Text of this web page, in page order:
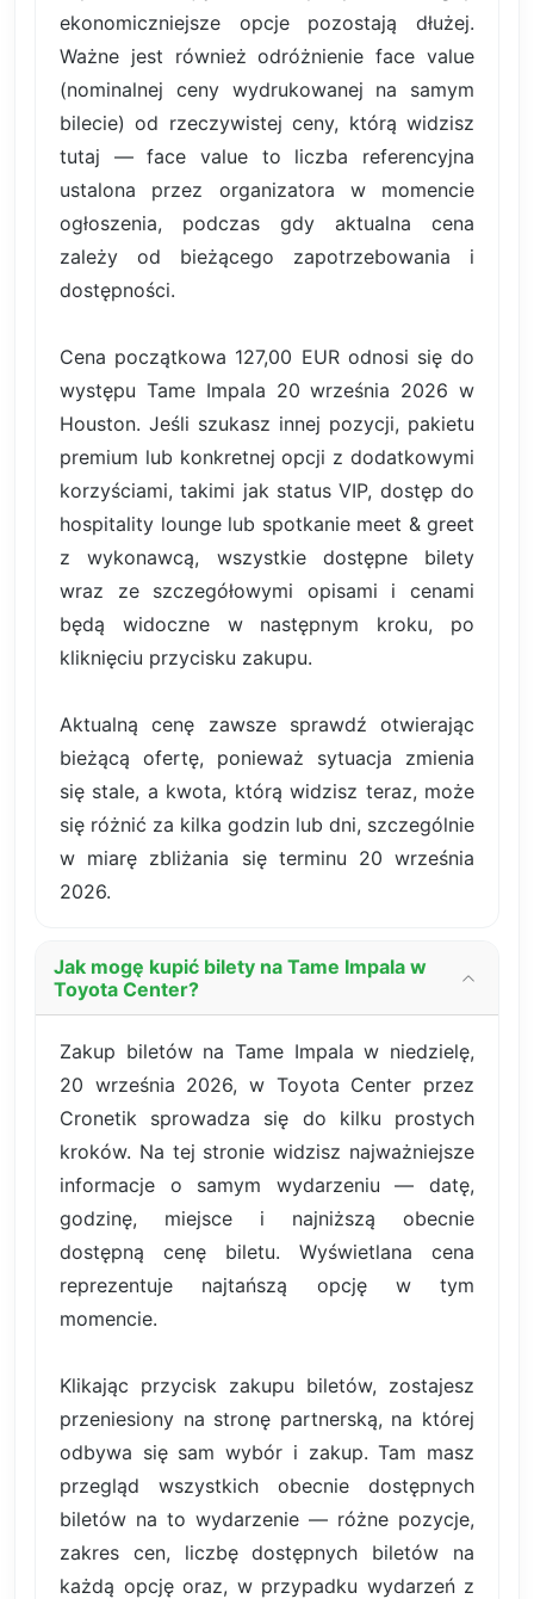
ekonomiczniejsze opcje pozostają dłużej.
Ważne jest również odróżnienie face value
(nominalnej ceny wydrukowanej na samym
bilecie) od rzeczywistej ceny, którą widzisz
tutaj — face value to liczba referencyjna
ustalona przez organizatora w momencie
ogłoszenia, podczas gdy aktualna cena
zależy od bieżącego zapotrzebowania i
dostępności.
Cena początkowa 127,00 EUR odnosi się do
występu Tame Impala 20 września 2026 w
Houston. Jeśli szukasz innej pozycji, pakietu
premium lub konkretnej opcji z dodatkowymi
korzyściami, takimi jak status VIP, dostęp do
hospitality lounge lub spotkanie meet & greet
z wykonawcą, wszystkie dostępne bilety
wraz ze szczegółowymi opisami i cenami
będą widoczne w następnym kroku, po
kliknięciu przycisku zakupu.
Aktualną cenę zawsze sprawdź otwierając
bieżącą ofertę, ponieważ sytuacja zmienia
się stale, a kwota, którą widzisz teraz, może
się różnić za kilka godzin lub dni, szczególnie
w miarę zbliżania się terminu 20 września
2026.
Jak mogę kupić bilety na Tame Impala w
Toyota Center?
Zakup biletów na Tame Impala w niedzielę,
20 września 2026, w Toyota Center przez
Cronetik sprowadza się do kilku prostych
kroków. Na tej stronie widzisz najważniejsze
informacje o samym wydarzeniu — datę,
godzinę, miejsce i najniższą obecnie
dostępną cenę biletu. Wyświetlana cena
reprezentuje najtańszą opcję w tym
momencie.
Klikając przycisk zakupu biletów, zostajesz
przeniesiony na stronę partnerską, na której
odbywa się sam wybór i zakup. Tam masz
przegląd wszystkich obecnie dostępnych
biletów na to wydarzenie — różne pozycje,
zakres cen, liczbę dostępnych biletów na
każdą opcję oraz, w przypadku wydarzeń z